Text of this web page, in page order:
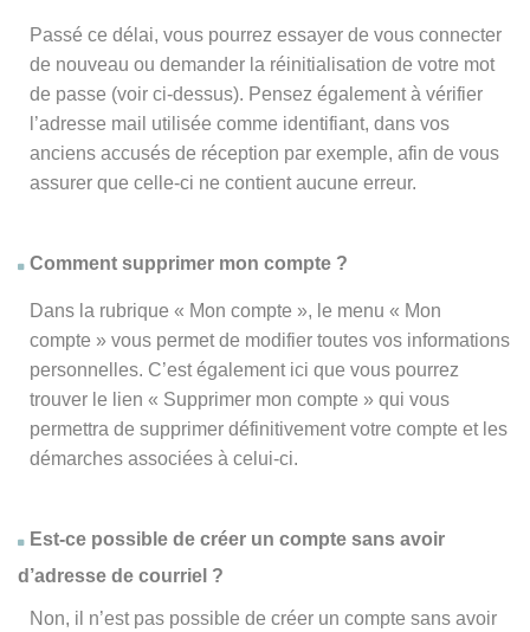
Passé ce délai, vous pourrez essayer de vous connecter
de nouveau ou demander la réinitialisation de votre mot
de passe (voir ci-dessus). Pensez également à vérifier
l’adresse mail utilisée comme identifiant, dans vos
anciens accusés de réception par exemple, afin de vous
assurer que celle-ci ne contient aucune erreur.
Comment supprimer mon compte ?
Dans la rubrique « Mon compte », le menu « Mon
compte » vous permet de modifier toutes vos informations
personnelles. C’est également ici que vous pourrez
trouver le lien « Supprimer mon compte » qui vous
permettra de supprimer définitivement votre compte et les
démarches associées à celui-ci.
Est-ce possible de créer un compte sans avoir
d’adresse de courriel ?
Non, il n’est pas possible de créer un compte sans avoir